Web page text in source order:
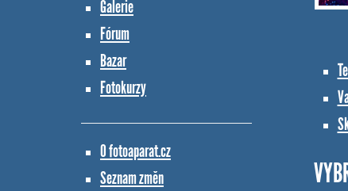
Galerie
Fórum
Bazar
Fotokurzy
O fotoaparat.cz
Seznam změn